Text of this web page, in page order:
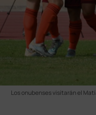
Los onubenses visitarán el